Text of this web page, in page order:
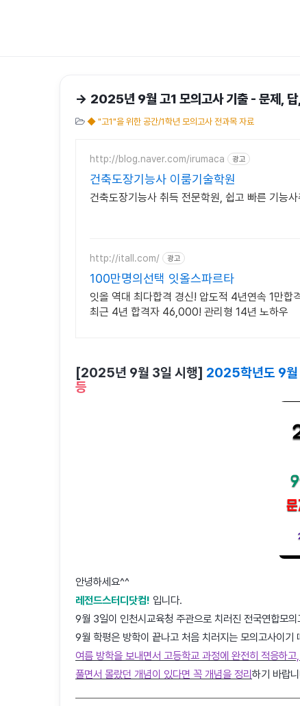
→ 2025년 9월 고1 모의고사 기출 - 문제, 답
◆ "고1"을 위한 공간/1학년 모의고사 전과목 자료
http://blog.naver.com/irumaca 광고
건축도장기능사 이룸기술학원
건축도장기능사 취득 전문학원, 쉽고 빠른 기능사
http://itall.com/ 광고
100만명의선택 잇올스파르타
잇올 역대 최다합격 경신! 압도적 4년연속 1만
최근 4년 합격자 46,000! 관리형 14년 노하우
[2025년 9월 3일 시행] 2025학년도 9월
등
안녕하세요^^
레전드스터디닷컴! 입니다.
9월 3일이 인천시교육청 주관으로 치러진 전국연합모
9월 학평은 방학이 끝나고 처음 치러지는 모의고사이
여름 방학을 보내면서 고등학교 과정에 완전히 적응하
풀면서 몰랐던 개념이 있다면 꼭 개념을 정리하기 바랍